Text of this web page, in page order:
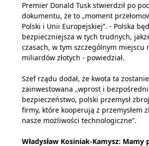
Premier Donald Tusk stwierdził po
dokumentu, że to „moment
Polski i Unii Europejskiej”. - Polska
bezpieczniejsza w tych trudnych,
czasach, w tym szczególnym miejscu
miliardów złotych - powiedział.
Szef rządu dodał, że kwota ta zostanie
zainwestowana „wprost i
bezpieczeństwo, polski przemysł
firmy, które kooperują z przemysłem
nasze możliwości technologiczne”.
Władysław Kosiniak-Kamysz: